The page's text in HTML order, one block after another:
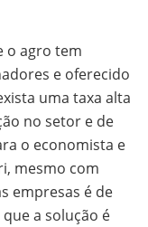
o agro tem
e oferecido
uma taxa alta
no setor e de
o economista e
mesmo com
empresas é de
a solução é